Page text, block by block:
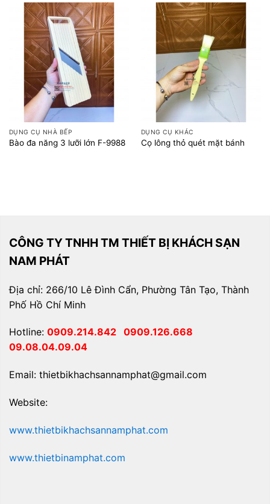
DỤNG CỤ NHÀ BẾP
Bào đa năng 3 lưỡi lớn F-9988
DỤNG CỤ KHÁC
Cọ lông thỏ quét mặt bánh
CÔNG TY TNHH TM THIẾT BỊ KHÁCH SẠN
NAM PHÁT
Địa chỉ: 266/10 Lê Đình Cẩn, Phường Tân Tạo, Thành
Phố Hồ Chí Minh
Hotline: 0909.214.842 0909.126.668
09.08.04.09.04
Email: thietbikhachsannamphat@gmail.com
Website:
www.thietbikhachsannamphat.com
www.thietbinamphat.com